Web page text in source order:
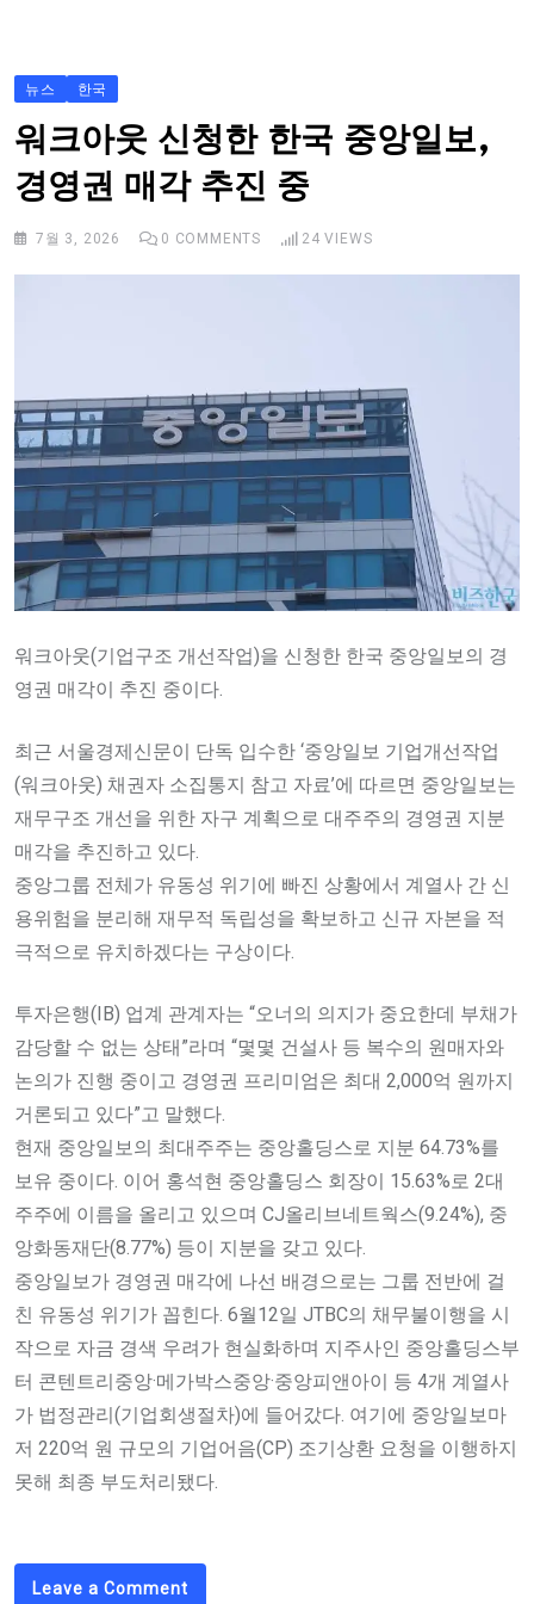
뉴스 한국
워크아웃 신청한 한국 중앙일보,
경영권 매각 추진 중
7월 3, 2026 0 COMMENTS 24 VIEWS
워크아웃(기업구조 개선작업)을 신청한 한국 중앙일보의 경
영권 매각이 추진 중이다.
최근 서울경제신문이 단독 입수한 ‘중앙일보 기업개선작업
(워크아웃) 채권자 소집통지 참고 자료’에 따르면 중앙일보는
재무구조 개선을 위한 자구 계획으로 대주주의 경영권 지분
매각을 추진하고 있다.
중앙그룹 전체가 유동성 위기에 빠진 상황에서 계열사 간 신
용위험을 분리해 재무적 독립성을 확보하고 신규 자본을 적
극적으로 유치하겠다는 구상이다.
투자은행(IB) 업계 관계자는 “오너의 의지가 중요한데 부채가
감당할 수 없는 상태”라며 “몇몇 건설사 등 복수의 원매자와
논의가 진행 중이고 경영권 프리미엄은 최대 2,000억 원까지
거론되고 있다”고 말했다.
현재 중앙일보의 최대주주는 중앙홀딩스로 지분 64.73%를
보유 중이다. 이어 홍석현 중앙홀딩스 회장이 15.63%로 2대
주주에 이름을 올리고 있으며 CJ올리브네트웍스(9.24%), 중
앙화동재단(8.77%) 등이 지분을 갖고 있다.
중앙일보가 경영권 매각에 나선 배경으로는 그룹 전반에 걸
친 유동성 위기가 꼽힌다. 6월12일 JTBC의 채무불이행을 시
작으로 자금 경색 우려가 현실화하며 지주사인 중앙홀딩스부
터 콘텐트리중앙·메가박스중앙·중앙피앤아이 등 4개 계열사
가 법정관리(기업회생절차)에 들어갔다. 여기에 중앙일보마
저 220억 원 규모의 기업어음(CP) 조기상환 요청을 이행하지
못해 최종 부도처리됐다.
Leave a Comment